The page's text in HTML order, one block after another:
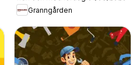
Granngården